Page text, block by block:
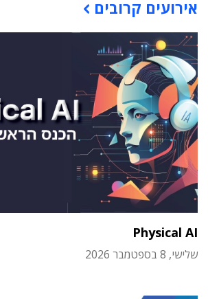
אירועים קרובים
Physical AI
שלישי, 8 בספטמבר 2026